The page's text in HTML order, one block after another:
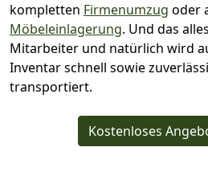
kompletten Firmenumzug oder
Möbeleinlagerung. Und das
Mitarbeiter und natürlich wird
Inventar schnell sowie
transportiert.
Kostenloses